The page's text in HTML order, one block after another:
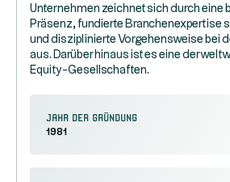
Unternehmen zeichnet sich durch eine
Präsenz, fundierte Branchenexpertise
und disziplinierte Vorgehensweise bei
aus. Darüber hinaus ist es eine der
Equity-Gesellschaften.
Jahr der Gründung
1981